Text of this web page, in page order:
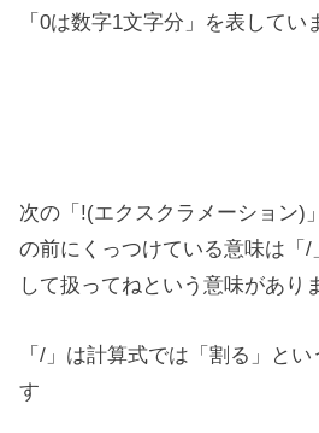
「0は数字1文字分」を表してい
次の「!(エクスクラメーション)
の前にくっつけている意味は「/
して扱ってねという意味があり
「/」は計算式では「割る」と
す